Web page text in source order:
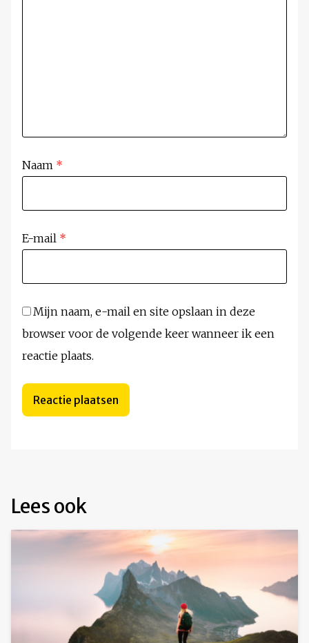
Naam *
E-mail *
Mijn naam, e-mail en site opslaan in deze
browser voor de volgende keer wanneer ik een
reactie plaats.
Lees ook